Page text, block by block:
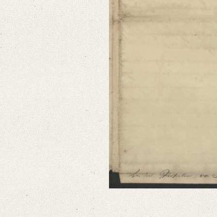
German